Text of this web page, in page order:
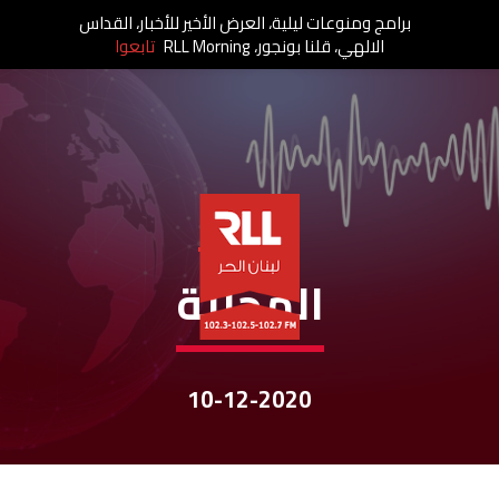
نشرات الأخبار
المحليّة
10-12-2020
برامج ومنوعات ليلية، العرض الأخير للأخبار، القداس
الالهي، قلنا بونجور، RLL Morning تابعوا